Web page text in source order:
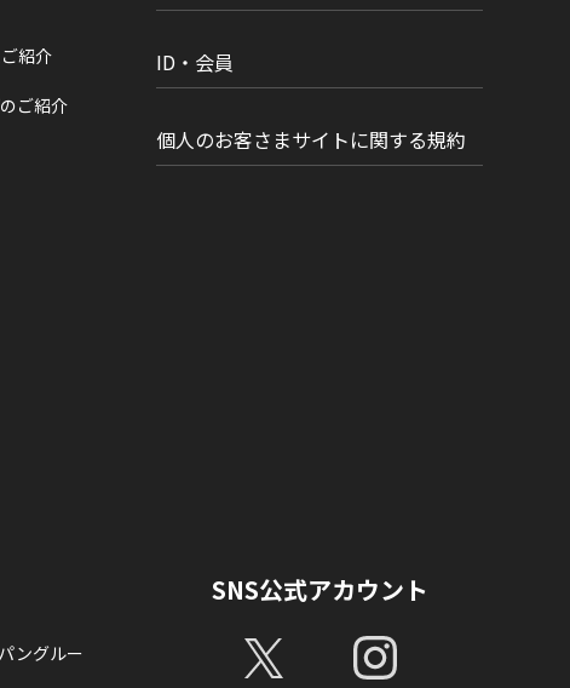
紹介
ご紹介
ID・会員
個人のお客さまサイトに関する規約
ングルー
SNS公式アカウント